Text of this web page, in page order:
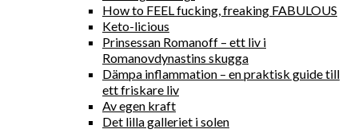
How to FEEL fucking, freaking FABULOUS
Keto-licious
Prinsessan Romanoff – ett liv i
Romanovdynastins skugga
Dämpa inflammation – en praktisk guide till
ett friskare liv
Av egen kraft
Det lilla galleriet i solen